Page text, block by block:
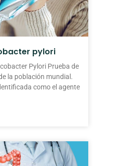
pylori
Pylori Prueba de
la población mundial.
como el agente